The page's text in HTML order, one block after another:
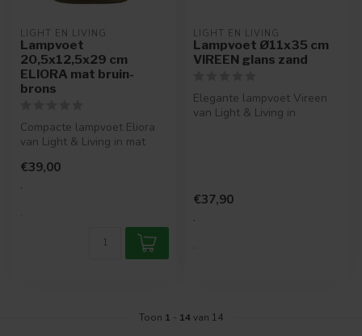
LIGHT EN LIVING
Lampvoet
20,5x12,5x29 cm
ELIORA mat bruin-
brons
Compacte lampvoet Eliora
van Light & Living in mat
des...
€39,00
.
.
LIGHT EN LIVING
Lampvoet Ø11x35 cm
VIREEN glans zand
Elegante lampvoet Vireen
van Light & Living in
€37,90
.
.
Toon 1 - 14van 14